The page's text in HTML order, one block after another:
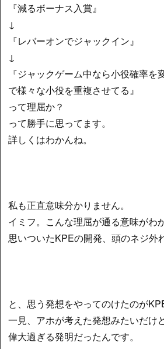
『減るボーナス入賞』
↓
『レバーオンでジャックイン』
↓
『ジャックゲーム中なら小役確率を
で様々な小役を重複させてる』
って理屈か？
って勝手に思ってます。
詳しくはわかんね。
私も正直意味分かりません。
イミフ。こんな理屈が通る意味がわ
思いついたKPEの開発、頭のネジ外
と、思う発想をやってのけたのがKPE
一見、アホが考えた発想みたいだけど
偉大過ぎる発明だったんです。